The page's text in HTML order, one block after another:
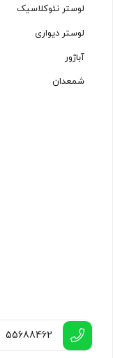
لوستر نئوکلاسیک
لوستر دیواری
آباژور
شمعدان
55688462